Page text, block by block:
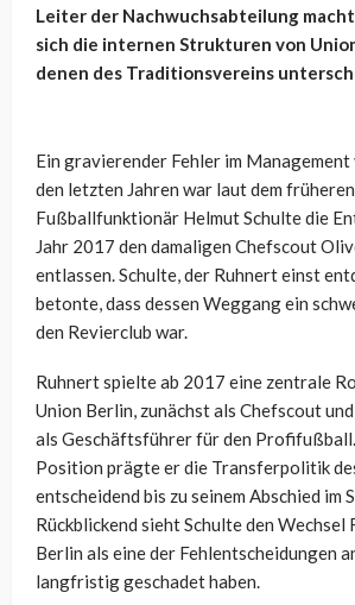
Leiter der Nachwuchsabteilung
sich die internen Strukturen von
denen des Traditionsvereins
Ein gravierender Fehler im Management
den letzten Jahren war laut dem
Fußballfunktionär Helmut Schulte die
Jahr 2017 den damaligen Chefscout
entlassen. Schulte, der Ruhnert einst
betonte, dass dessen Weggang ein
den Revierclub war.
Ruhnert spielte ab 2017 eine zentrale
Union Berlin, zunächst als Chefscout
als Geschäftsführer für den
Position prägte er die Transferpolitik
entscheidend bis zu seinem Abschied im
Rückblickend sieht Schulte den Wechsel
Berlin als eine der Fehlentscheidungen
langfristig geschadet haben.